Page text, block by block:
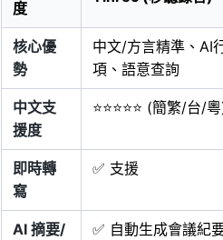
度
核心優
勢
中文/方言精準、AI
項、語意查詢
中文支
援度
⭐⭐⭐⭐⭐ (簡繁/台/
即時轉
寫
✅ 支援
AI 摘要/
✅ 自動生成會議紀